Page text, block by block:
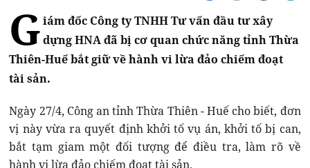
G iám đốc Công ty TNHH Tư vấn đầu tư xây
dựng HNA đã bị cơ quan chức năng tỉnh Thừa
Thiên-Huế bắt giữ về hành vi lừa đảo chiếm đoạt
tài sản.
Ngày 27/4, Công an tỉnh Thừa Thiên - Huế cho biết, đơn
vị này vừa ra quyết định khởi tố vụ án, khởi tố bị can,
bắt tạm giam một đối tượng để điều tra, làm rõ về
hành vi lừa đảo chiếm đoạt tài sản.